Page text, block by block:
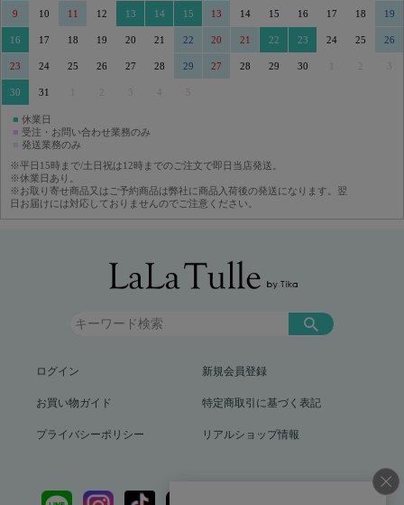
9 10 11 12 13 14 15
16 17 18 19 20 21 22
23 24 25 26 27 28 29
30 31 5
13 14 15 16 17 18 19
20 21 22 23 24 25 26
27 28 29 30
■ 休業日
■ 受注・お問い合わせ業務のみ
■ 発送業務のみ
※平日15時まで/土日祝は12時までのご注文で即日当店発送。
※休業日あり。
※お取り寄せ商品又はご予約商品は弊社に商品入荷後の発送になります。翌
日お届けには対応しておりませんのでご注意ください。
ログイン 新規会員登録
お買い物ガイド 特定商取引に基づく表記
プライバシーポリシー リアルショップ情報